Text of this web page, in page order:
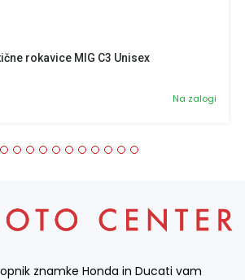
rokavice MIG C3 Unisex
Na zalogi
znamke Honda in Ducati vam